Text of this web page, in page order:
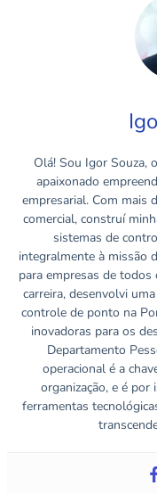
Olá! Sou Igor Souza,
apaixonado
empresarial. Com mais
comercial, construí
sistemas de
integralmente à missão
para empresas de
carreira, desenvolvi
controle de ponto na
inovadoras para os
Departamento
operacional é a
organização, e é por
ferramentas